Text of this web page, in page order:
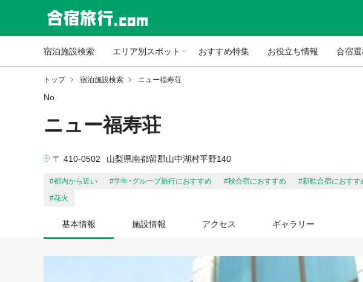
宿泊施設検索 エリア別スポット おすすめ特集 お役立ち情報 合宿
トップ 宿泊施設検索 ニュー福寿荘
No.
ニュー福寿荘
〒 410-0502 山梨県南都留郡山中湖村平野140
#都内から近い #学年・グループ旅行におすすめ #秋合宿におすすめ #新歓合宿におすす
#花火
基本情報 施設情報 アクセス ギャラリー